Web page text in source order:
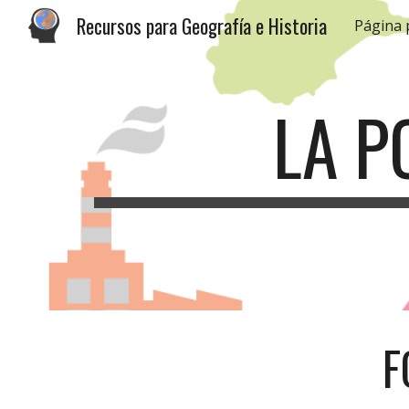
Recursos para Geografía e Historia Página
LA